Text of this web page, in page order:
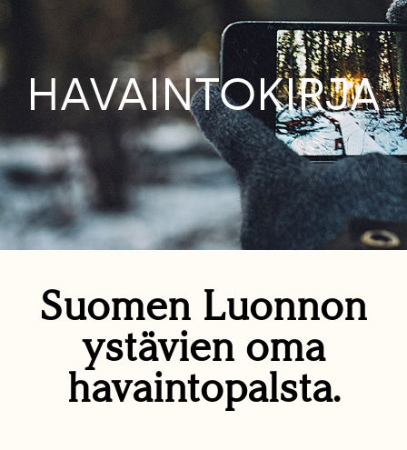
HAVAINTOKIRJA
Suomen Luonnon
ystävien oma
havaintopalsta.